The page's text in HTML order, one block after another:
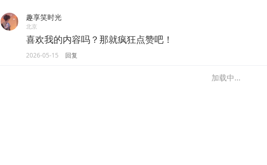
趣享笑时光
北京
喜欢我的内容吗？那就疯狂点赞吧！
2026-05-15 回复
加载中...